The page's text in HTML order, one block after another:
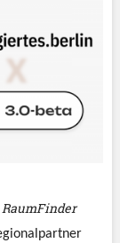
RaumFinder